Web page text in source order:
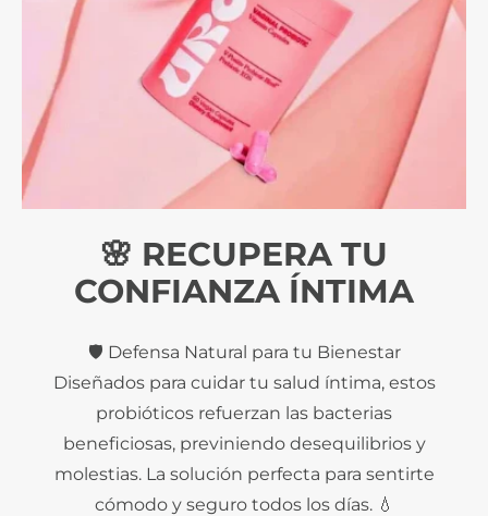
🌸 RECUPERA TU
CONFIANZA ÍNTIMA
🛡️ Defensa Natural para tu Bienestar
Diseñados para cuidar tu salud íntima, estos
probióticos refuerzan las bacterias
beneficiosas, previniendo desequilibrios y
molestias. La solución perfecta para sentirte
cómodo y seguro todos los días. 💧